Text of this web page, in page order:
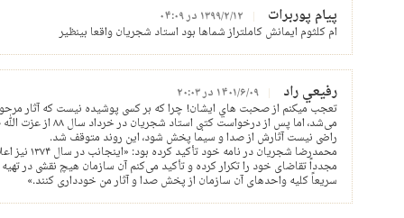
پیام پوربرات
۱۳۹۹/۲/۱۲ در ۰۴:۰۹
ام کلثوم ایمانش کاملتراز شماها بود استاد شجریان واقعا بینظیر
رفيعي راد
۱۴۰۱/۶/۰۹ در ۲۰:۰۳
تعجب ميكنم از صحبت هاي ايشان! چرا كه بر کسی پوشیده نیست که آثار
می‌شد، اما پس از
راضی نیست آثارش از صدا و سیما پخش شود، این روند متوقف شد.
محمدرضا
مجدداً تقاضای خود را تکرار کرده و تأکید می‌کنم آن سازمان هیچ نقشی در
سریعاً کلیه‌ واحد‌های آن سازمان از پخش صدا و آثار من خودداری کنند.»